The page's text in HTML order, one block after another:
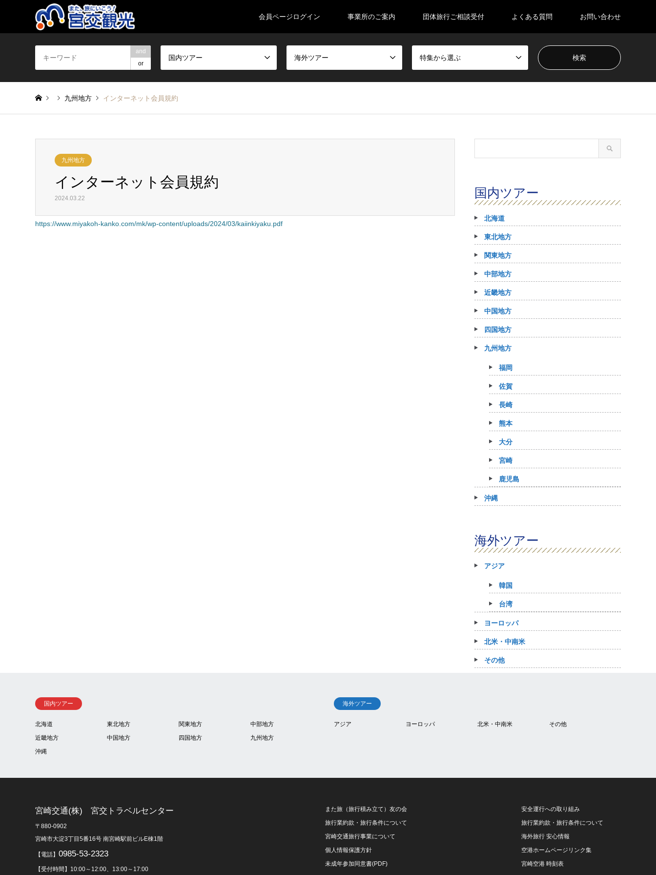
会員ページログイン 事業所のご案内 団体旅行ご相談受付 よくある質問 お問い合わせ
and
or
国内ツアー 海外ツアー 特集から選ぶ
九州地方 インターネット会員規約
九州地方
インターネット会員規約
2024.03.22
https://www.miyakoh-kanko.com/mk/wp-content/uploads/2024/03/kaiinkiyaku.pdf
国内ツアー
北海道
東北地方
関東地方
中部地方
近畿地方
中国地方
四国地方
九州地方
福岡
佐賀
長崎
熊本
大分
宮崎
鹿児島
沖縄
海外ツアー
アジア
韓国
台湾
ヨーロッパ
北米・中南米
その他
国内ツアー
北海道 東北地方 関東地方
中部地方
近畿地方
中国地方 四国地方
九州地方
沖縄
海外ツアー
アジア ヨーロッパ 北米・中南米 その他
宮崎交通(株) 宮交トラベルセンター
〒880-0902
宮崎市大淀3丁目5番16号 南宮崎駅前ビルE棟1階
【電話】 0985-53-2323
【受付時間】10:00～12:00、13:00～17:00
また旅（旅行積み立て）友の会
旅行業約款・旅行条件について
宮崎交通旅行事業について
個人情報保護方針
未成年参加同意書(PDF)
安全運行への取り組み
旅行業約款・旅行条件について
海外旅行 安心情報
空港ホームページリンク集
宮崎空港 時刻表